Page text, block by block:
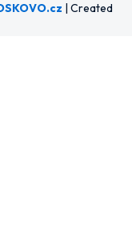
| Created